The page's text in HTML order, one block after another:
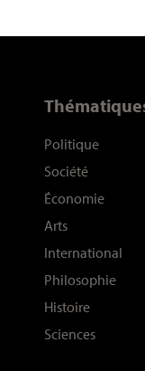
Politique
Société
Économie
Arts
International
Philosophie
Histoire
Sciences